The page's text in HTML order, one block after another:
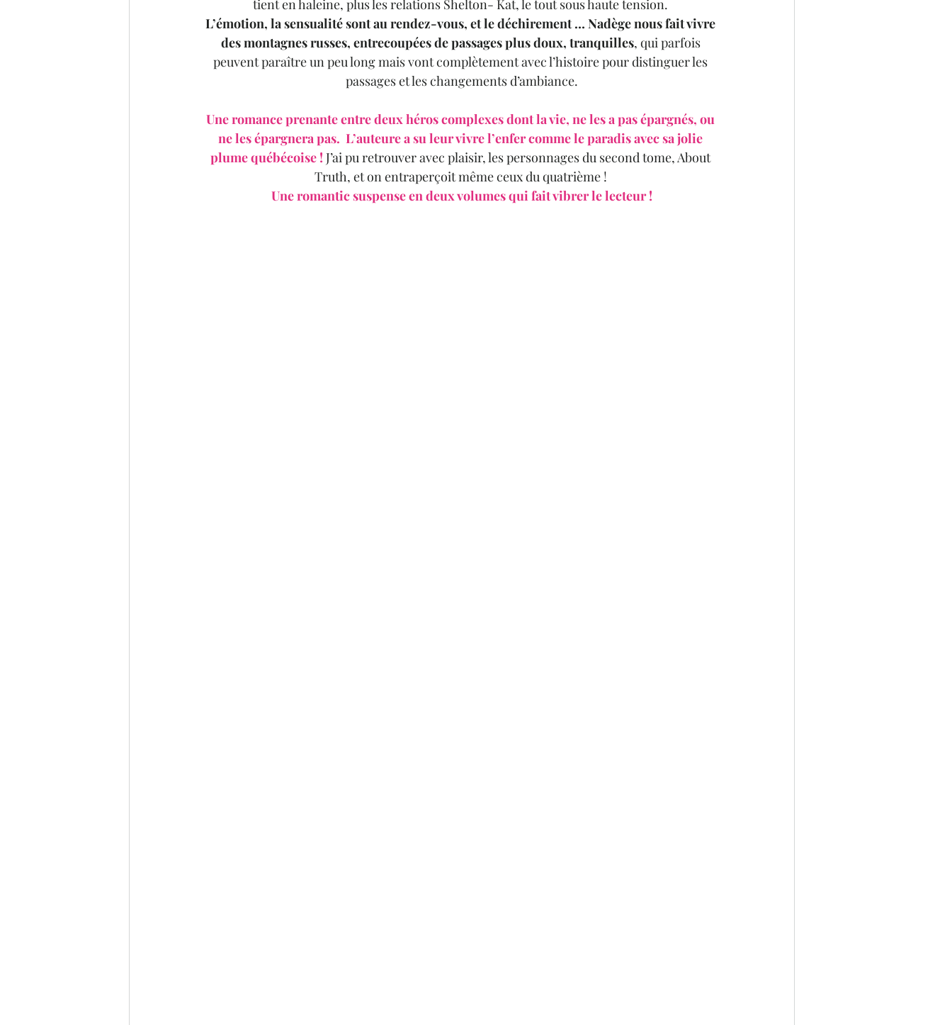
tient en haleine, plus les relations Shelton- Kat, le tout sous haute tension.
L’émotion, la sensualité sont au rendez-vous, et le déchirement … Nadège nous fait vivre
des montagnes russes, entrecoupées de passages plus doux, tranquilles, qui parfois
peuvent paraître un peu long mais vont complètement avec l’histoire pour distinguer les
passages et les changements d’ambiance.
Une romance prenante entre deux héros complexes dont la vie, ne les a pas épargnés, ou
ne les épargnera pas.  L’auteure a su leur vivre l’enfer comme le paradis avec sa jolie
plume québécoise ! J’ai pu retrouver avec plaisir, les personnages du second tome, About
Truth, et on entraperçoit même ceux du quatrième !
Une romantic suspense en deux volumes qui fait vibrer le lecteur !